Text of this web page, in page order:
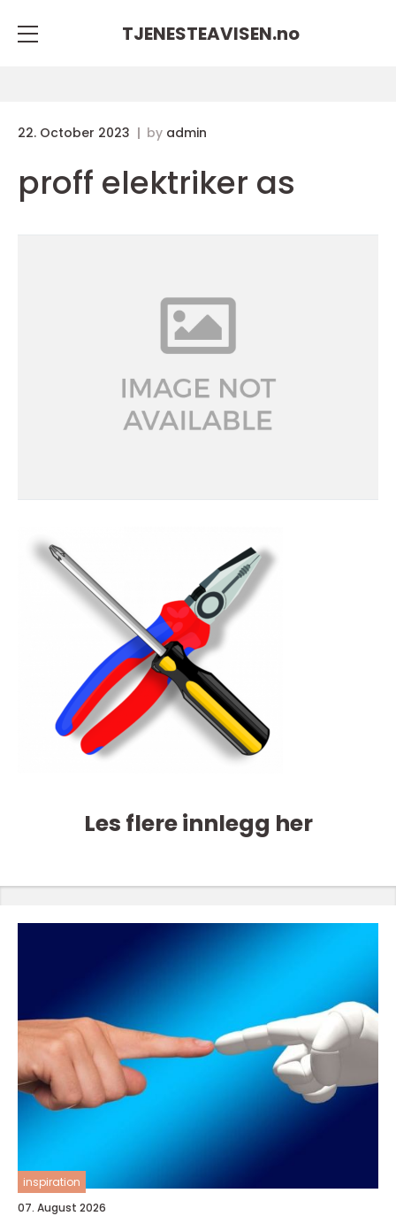
TJENESTEAVISEN.no
22. October 2023 by admin
proff elektriker as
Les flere innlegg her
inspiration
07. August 2026